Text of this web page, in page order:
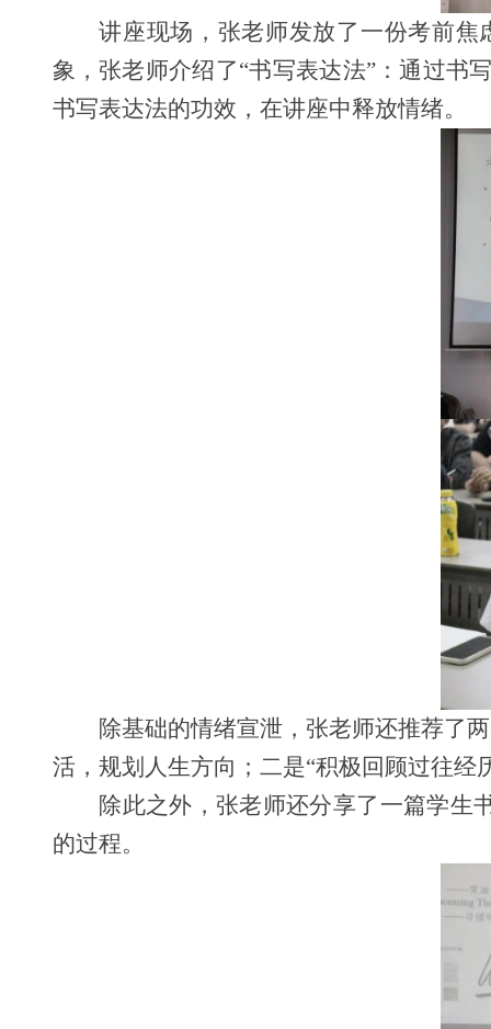
讲座现场，张老师发放了一份考前
象，张老师介绍了“书写表达法”：通过书
书写表达法的功效，在讲座中释放情绪。
除基础的情绪宣泄，张老师还推荐了
活，规划人生方向；二是“积极回顾过往经
除此之外，张老师还分享了一篇学生
的过程。